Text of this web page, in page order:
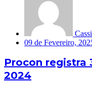
09 de Fevereiro,
Procon registra
2024